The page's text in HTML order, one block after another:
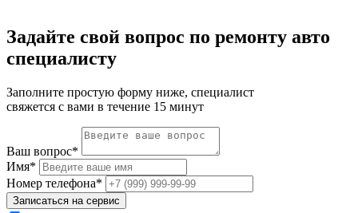
Задайте свой вопрос по ремонту авто
специалисту
Заполните простую форму ниже, специалист
свяжется с вами в течение 15 минут
Ваш вопрос*
Имя*
Номер телефона*
Записаться на сервис